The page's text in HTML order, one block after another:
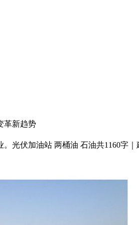
革新趋势
光伏加油站 两桶油 石油共1160字